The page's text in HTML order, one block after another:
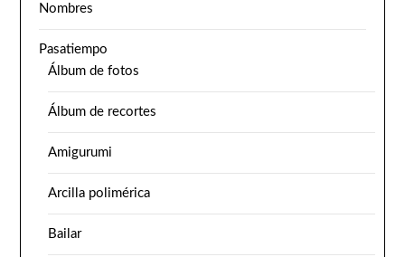
Nombres
Pasatiempo
Álbum de fotos
Álbum de recortes
Amigurumi
Arcilla polimérica
Bailar